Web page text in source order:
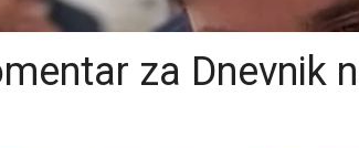
za Dnevnik